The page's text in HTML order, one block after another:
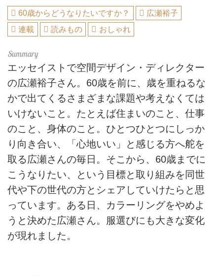
60歳からどうなりたいですか？
広瀬裕子
連載
読みもの おしゃれ
エッセイストで空間デザイン・ディレクター
の広瀬裕子さん。60歳を前に、歳を重ねるな
かで出てくるさまざまな課題や考えなくては
いけないこと。たとえば住まいのこと、仕事
のこと、⾝体のこと。ひとつひとつにしっか
り向き合い、「心地いい」と感じる方へ舵を
取る広瀬さんの毎日。そこから、60歳までに
こうなりたい、という目標と取り組みを同世
代や下の世代の方とシェアしていけたらと思
っています。ある日、カラーリングをやめよ
うと決めた広瀬さん。服選びにも大きな変化
が現れました。